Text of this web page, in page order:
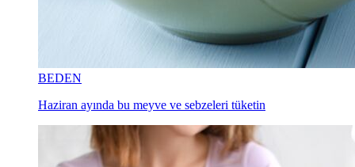
BEDEN
Haziran ayında bu meyve ve sebzeleri tüketin